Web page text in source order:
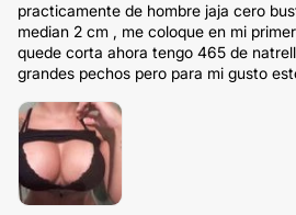
practicamente de hombre jaja cero
median 2 cm , me coloque en mi
quede corta ahora tengo 465 de
grandes pechos pero para mi gusto